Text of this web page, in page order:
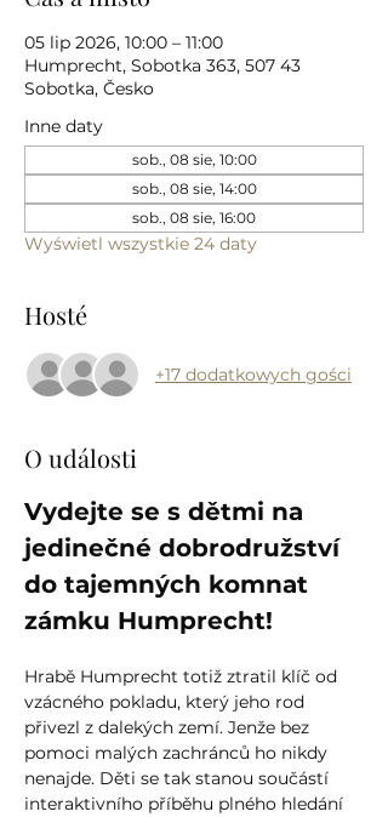
05 lip 2026, 10:00 – 11:00
Humprecht, Sobotka 363, 507 43
Sobotka, Česko
Inne daty
sob., 08 sie, 10:00
sob., 08 sie, 14:00
sob., 08 sie, 16:00
Wyświetl wszystkie 24 daty
Hosté
+17 dodatkowych gości
O události
Vydejte se s dětmi na
jedinečné dobrodružství
do tajemných komnat
zámku Humprecht!
Hrabě Humprecht totiž ztratil klíč od
vzácného pokladu, který jeho rod
přivezl z dalekých zemí. Jenže bez
pomoci malých zachránců ho nikdy
nenajde. Děti se tak stanou součástí
interaktivního příběhu plného hledání